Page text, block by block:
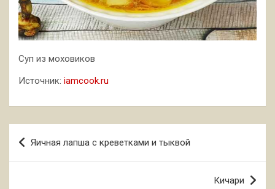
Суп из моховиков
Источник: iamcook.ru
Навигация
по
Яичная лапша с креветками и тыквой
Кичари